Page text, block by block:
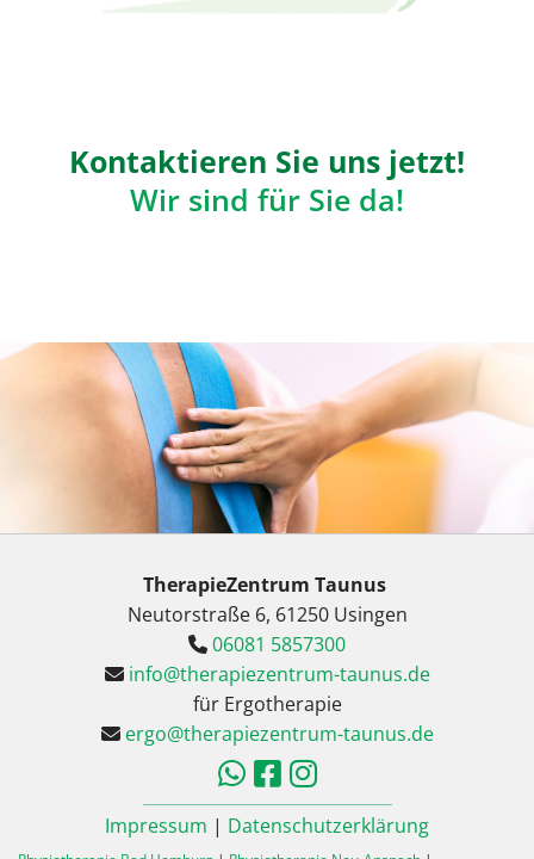
Kontaktieren Sie uns jetzt!
Wir sind für Sie da!
TherapieZentrum Taunus
Neutorstraße 6, 61250 Usingen
 06081 5857300
 info@therapiezentrum-taunus.de
für Ergotherapie
 ergo@therapiezentrum-taunus.de
  
Impressum | Datenschutzerklärung